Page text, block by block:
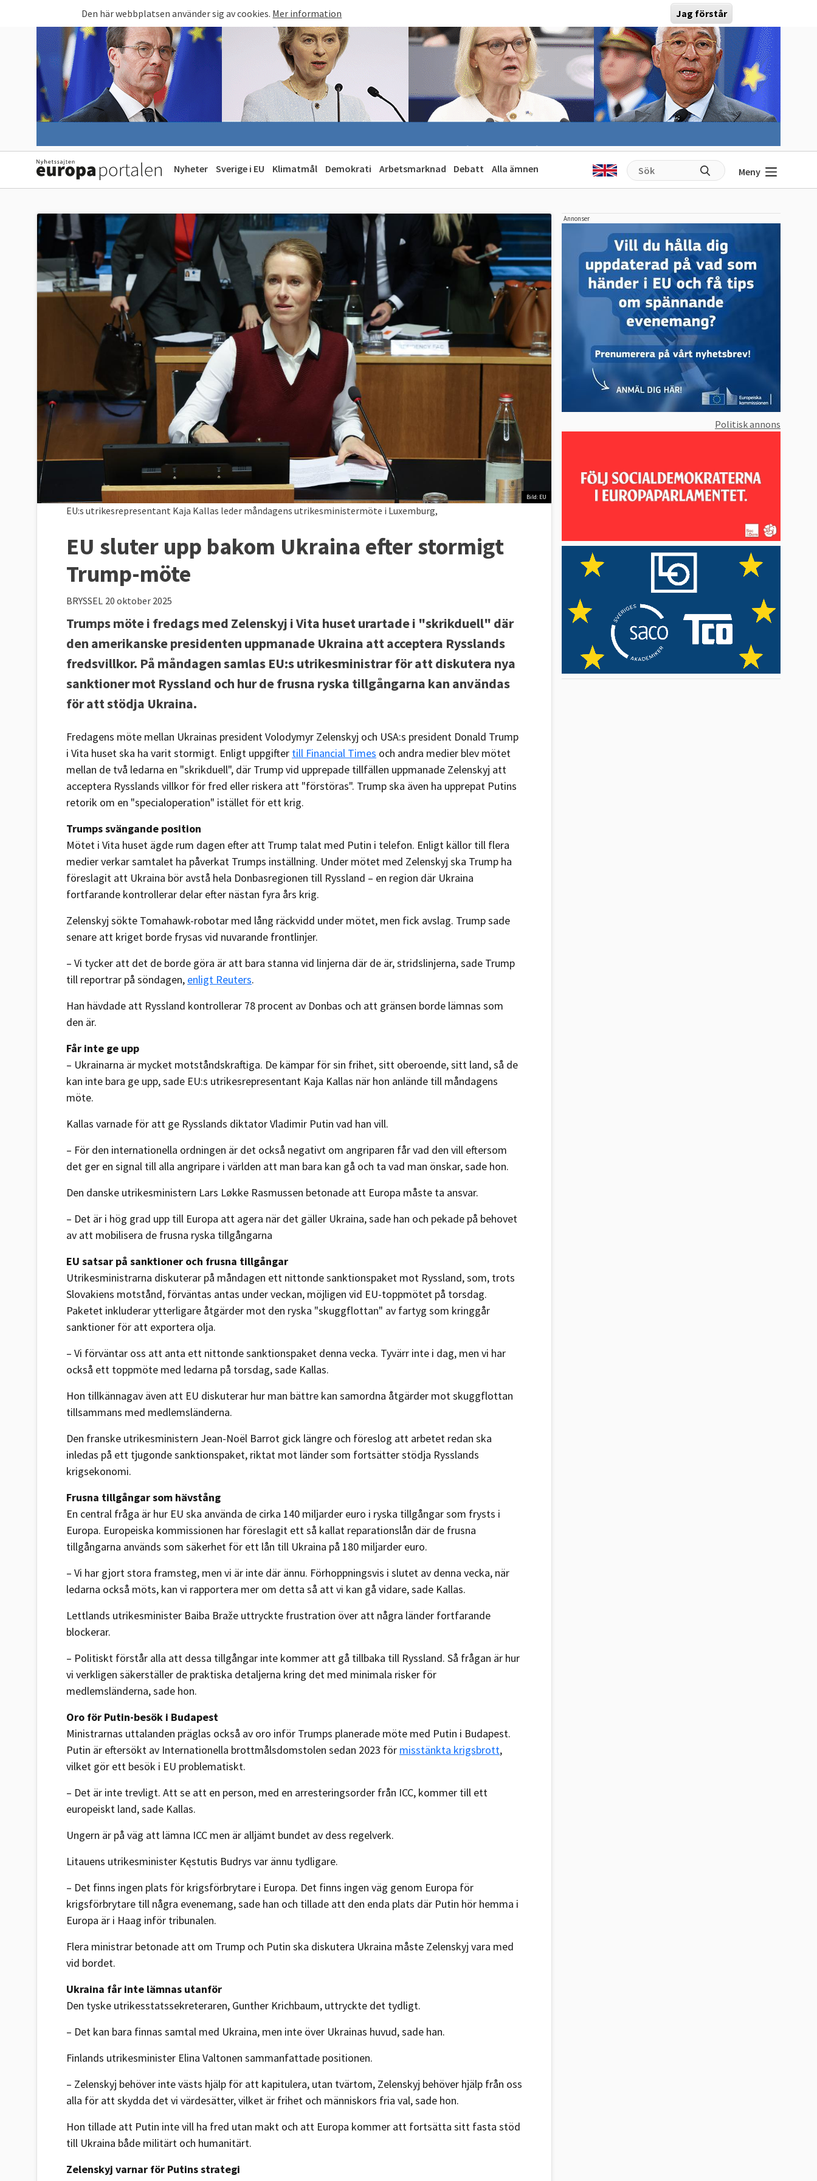
Den här webbplatsen använder sig av cookies. Mer information Jag förstår
Nyheter Sverige i EU Klimatmål Demokrati Arbetsmarknad Debatt Alla ämnen Meny
Bild: EU
EU:s utrikesrepresentant Kaja Kallas leder måndagens utrikesministermöte i Luxemburg,
EU sluter upp bakom Ukraina efter stormigt
Trump-möte
BRYSSEL 20 oktober 2025
Trumps möte i fredags med Zelenskyj i Vita huset urartade i "skrikduell" där
den amerikanske presidenten uppmanade Ukraina att acceptera Rysslands
fredsvillkor. På måndagen samlas EU:s utrikesministrar för att diskutera nya
sanktioner mot Ryssland och hur de frusna ryska tillgångarna kan användas
för att stödja Ukraina.
Fredagens möte mellan Ukrainas president Volodymyr Zelenskyj och USA:s president Donald Trump
i Vita huset ska ha varit stormigt. Enligt uppgifter till Financial Times och andra medier blev mötet
mellan de två ledarna en "skrikduell", där Trump vid upprepade tillfällen uppmanade Zelenskyj att
acceptera Rysslands villkor för fred eller riskera att "förstöras". Trump ska även ha upprepat Putins
retorik om en "specialoperation" istället för ett krig.
Trumps svängande position
Mötet i Vita huset ägde rum dagen efter att Trump talat med Putin i telefon. Enligt källor till flera
medier verkar samtalet ha påverkat Trumps inställning. Under mötet med Zelenskyj ska Trump ha
föreslagit att Ukraina bör avstå hela Donbasregionen till Ryssland – en region där Ukraina
fortfarande kontrollerar delar efter nästan fyra års krig.
Zelenskyj sökte Tomahawk-robotar med lång räckvidd under mötet, men fick avslag. Trump sade
senare att kriget borde frysas vid nuvarande frontlinjer.
– Vi tycker att det de borde göra är att bara stanna vid linjerna där de är, stridslinjerna, sade Trump
till reportrar på söndagen, enligt Reuters.
Han hävdade att Ryssland kontrollerar 78 procent av Donbas och att gränsen borde lämnas som
den är.
Får inte ge upp
– Ukrainarna är mycket motståndskraftiga. De kämpar för sin frihet, sitt oberoende, sitt land, så de
kan inte bara ge upp, sade EU:s utrikesrepresentant Kaja Kallas när hon anlände till måndagens
möte.
Kallas varnade för att ge Rysslands diktator Vladimir Putin vad han vill.
– För den internationella ordningen är det också negativt om angriparen får vad den vill eftersom
det ger en signal till alla angripare i världen att man bara kan gå och ta vad man önskar, sade hon.
Den danske utrikesministern Lars Løkke Rasmussen betonade att Europa måste ta ansvar.
– Det är i hög grad upp till Europa att agera när det gäller Ukraina, sade han och pekade på behovet
av att mobilisera de frusna ryska tillgångarna
EU satsar på sanktioner och frusna tillgångar
Utrikesministrarna diskuterar på måndagen ett nittonde sanktionspaket mot Ryssland, som, trots
Slovakiens motstånd, förväntas antas under veckan, möjligen vid EU-toppmötet på torsdag.
Paketet inkluderar ytterligare åtgärder mot den ryska "skuggflottan" av fartyg som kringgår
sanktioner för att exportera olja.
– Vi förväntar oss att anta ett nittonde sanktionspaket denna vecka. Tyvärr inte i dag, men vi har
också ett toppmöte med ledarna på torsdag, sade Kallas.
Hon tillkännagav även att EU diskuterar hur man bättre kan samordna åtgärder mot skuggflottan
tillsammans med medlemsländerna.
Den franske utrikesministern Jean-Noël Barrot gick längre och föreslog att arbetet redan ska
inledas på ett tjugonde sanktionspaket, riktat mot länder som fortsätter stödja Rysslands
krigsekonomi.
Frusna tillgångar som hävstång
En central fråga är hur EU ska använda de cirka 140 miljarder euro i ryska tillgångar som frysts i
Europa. Europeiska kommissionen har föreslagit ett så kallat reparationslån där de frusna
tillgångarna används som säkerhet för ett lån till Ukraina på 180 miljarder euro.
– Vi har gjort stora framsteg, men vi är inte där ännu. Förhoppningsvis i slutet av denna vecka, när
ledarna också möts, kan vi rapportera mer om detta så att vi kan gå vidare, sade Kallas.
Lettlands utrikesminister Baiba Braže uttryckte frustration över att några länder fortfarande
blockerar.
– Politiskt förstår alla att dessa tillgångar inte kommer att gå tillbaka till Ryssland. Så frågan är hur
vi verkligen säkerställer de praktiska detaljerna kring det med minimala risker för
medlemsländerna, sade hon.
Oro för Putin-besök i Budapest
Ministrarnas uttalanden präglas också av oro inför Trumps planerade möte med Putin i Budapest.
Putin är eftersökt av Internationella brottmålsdomstolen sedan 2023 för misstänkta krigsbrott,
vilket gör ett besök i EU problematiskt.
– Det är inte trevligt. Att se att en person, med en arresteringsorder från ICC, kommer till ett
europeiskt land, sade Kallas.
Ungern är på väg att lämna ICC men är alljämt bundet av dess regelverk.
Litauens utrikesminister Kęstutis Budrys var ännu tydligare.
– Det finns ingen plats för krigsförbrytare i Europa. Det finns ingen väg genom Europa för
krigsförbrytare till några evenemang, sade han och tillade att den enda plats där Putin hör hemma i
Europa är i Haag inför tribunalen.
Flera ministrar betonade att om Trump och Putin ska diskutera Ukraina måste Zelenskyj vara med
vid bordet.
Ukraina får inte lämnas utanför
Den tyske utrikesstatssekreteraren, Gunther Krichbaum, uttryckte det tydligt.
– Det kan bara finnas samtal med Ukraina, men inte över Ukrainas huvud, sade han.
Finlands utrikesminister Elina Valtonen sammanfattade positionen.
– Zelenskyj behöver inte västs hjälp för att kapitulera, utan tvärtom, Zelenskyj behöver hjälp från oss
alla för att skydda det vi värdesätter, vilket är frihet och människors fria val, sade hon.
Hon tillade att Putin inte vill ha fred utan makt och att Europa kommer att fortsätta sitt fasta stöd
till Ukraina både militärt och humanitärt.
Zelenskyj varnar för Putins strategi
Annonser
Politisk annons